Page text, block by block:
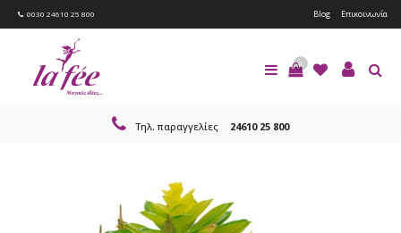
0030 24610 25 800 Blog Επικοινωνία
0
Τηλ. παραγγελίες 24610 25 800